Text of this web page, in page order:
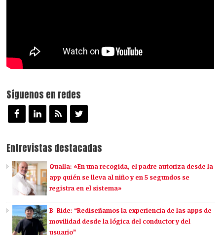
Síguenos en redes
Entrevistas destacadas
Qualla: «En una recogida, el padre autoriza desde la
app quién se lleva al niño y en 5 segundos se
registra en el sistema»
B-Ride: “Rediseñamos la experiencia de las apps de
movilidad desde la lógica del conductor y del
usuario”